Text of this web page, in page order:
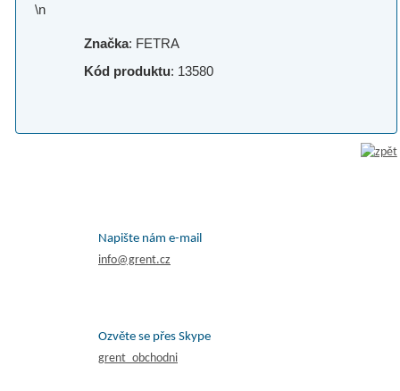
\n
Značka: FETRA
Kód produktu: 13580
Napište nám e-mail
info@grent.cz
Ozvěte se přes Skype
grent_obchodni